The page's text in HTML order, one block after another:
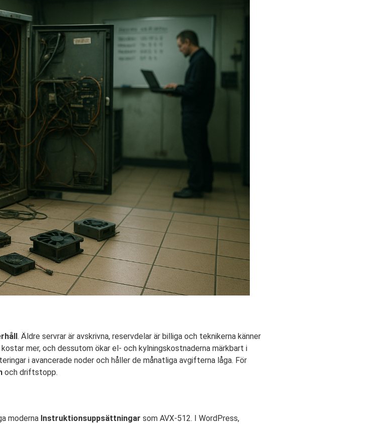
. Äldre servrar är avskrivna, reservdelar är billiga och teknikerna känner
mer, och dessutom ökar el- och kylningskostnaderna märkbart i
i avancerade noder och håller de månatliga avgifterna låga. För
och driftstopp.
moderna Instruktionsuppsättningar som AVX-512. I WordPress,